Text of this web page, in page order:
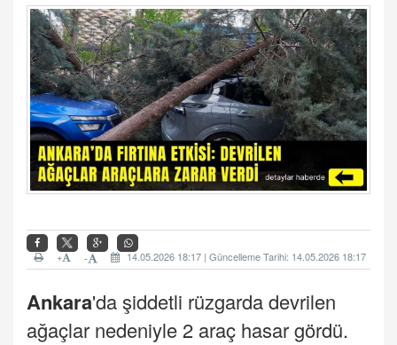
14.05.2026 18:17 | Güncelleme Tarihi: 14.05.2026 18:17
-
+
Ankara'da şiddetli rüzgarda devrilen
ağaçlar nedeniyle 2 araç hasar gördü.